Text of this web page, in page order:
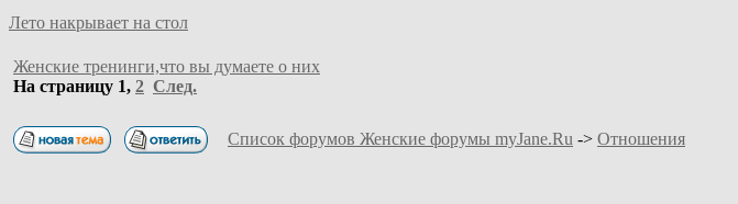
Лето накрывает на стол
Женские тренинги,что вы думаете о них
На страницу 1, 2 След.
Список форумов Женские форумы myJane.Ru -> Отношения